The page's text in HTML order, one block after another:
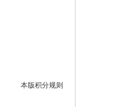
本版积分规则